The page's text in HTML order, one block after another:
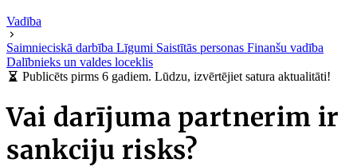
Vadība
Saimnieciskā darbība Līgumi Saistītās personas Finanšu vadība
Dalībnieks un valdes loceklis
Publicēts pirms 6 gadiem. Lūdzu, izvērtējiet satura aktualitāti!
Vai darījuma partnerim ir
sankciju risks?